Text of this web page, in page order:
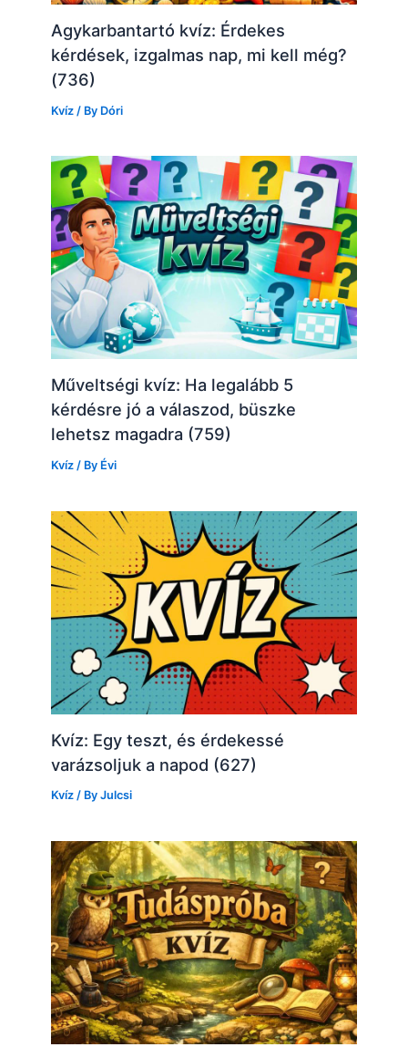
Agykarbantartó kvíz: Érdekes
kérdések, izgalmas nap, mi kell még?
(736)
Kvíz / By Dóri
Műveltségi kvíz: Ha legalább 5
kérdésre jó a válaszod, büszke
lehetsz magadra (759)
Kvíz / By Évi
Kvíz: Egy teszt, és érdekessé
varázsoljuk a napod (627)
Kvíz / ByJulcsi